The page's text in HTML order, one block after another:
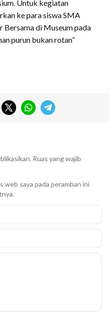
Untuk kegiatan
ke para siswa SMA
Bersama di Museum pada
purun bukan rotan”
Ruas yang wajib
web saya pada peramban ini